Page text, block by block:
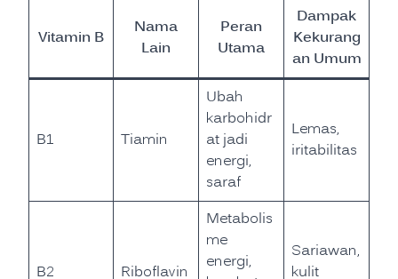
Vitamin B
Nama
Lain
Peran
Utama
Dampak
Kekurang
an Umum
B1 Tiamin
Ubah
karbohidr
at jadi
energi,
saraf
Lemas,
iritabilitas
B2 Riboflavin
Metabolis
me
energi,
Sariawan,
kulit